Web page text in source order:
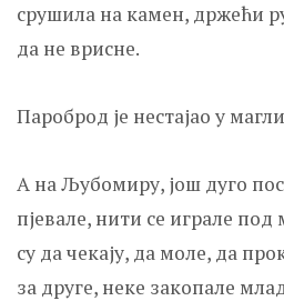
срушила на камен, држећи
да не врисне.
Пароброд је нестајао у
А на Љубомиру, још дуго
пјевале, нити се играле под
су да чекају, да моле, да
за друге, неке закопале